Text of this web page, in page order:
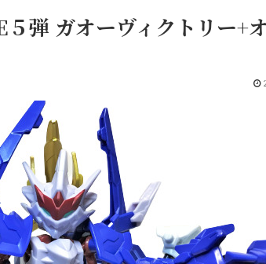
５弾 ガオーヴィクトリー+